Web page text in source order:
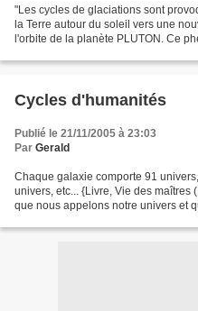
"Les cycles de glaciations sont
la Terre autour du soleil vers une
l'orbite de la planète PLUTON. Ce
Cycles d'humanités
Publié le 21/11/2005 à 23:03
Par Gerald
Chaque galaxie comporte 91
univers, etc... {Livre, Vie des maîtres
que nous appelons notre univers et